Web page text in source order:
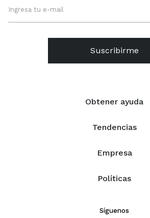
Obtener ayuda
Tendencias
Empresa
Políticas
Suscribirme
Síguenos